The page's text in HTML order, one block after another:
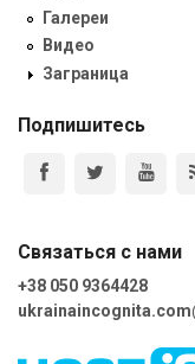
Галереи
Видео
Заграница
Подпишитесь
Связаться с нами
+38 050 9364428